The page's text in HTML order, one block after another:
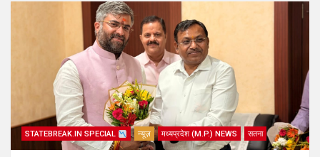
STATEBREAK.IN SPECIAL न्यूज़ मध्यप्रदेश (M.P.) NEWS सतना